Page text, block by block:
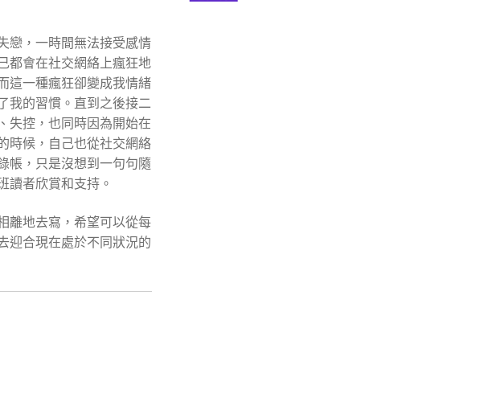
戀，一時間無法接受感情
都會在社交網絡上瘋狂地
這一種瘋狂卻變成我情緒
我的習慣。直到之後接二
失控，也同時因為開始在
時候，自己也從社交網絡
帳，只是沒想到一句句隨
讀者欣賞和支持。
離地去寫，希望可以從每
迎合現在處於不同狀況的